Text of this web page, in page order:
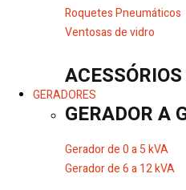
Roquetes Pneumáticos
Ventosas de vidro
GERADORES
GERADOR A
Gerador de 0 a 5 kVA
Gerador de 6 a 12 kVA